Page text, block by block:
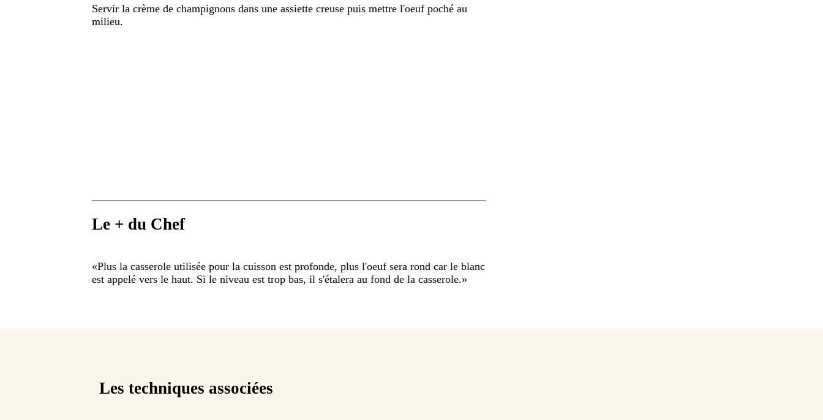
Servir la crème de champignons dans une assiette creuse puis mettre l'oeuf poché au
milieu.
Le + du Chef
«Plus la casserole utilisée pour la cuisson est profonde, plus l'oeuf sera rond car le blanc
est appelé vers le haut. Si le niveau est trop bas, il s'étalera au fond de la casserole.»
Les techniques associées